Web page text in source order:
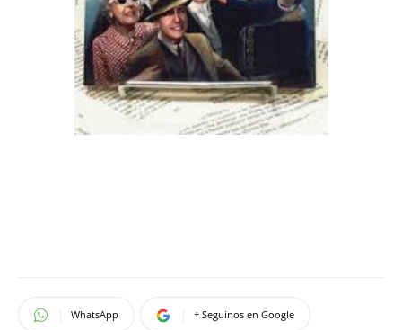
WhatsApp + Seguinos en Google